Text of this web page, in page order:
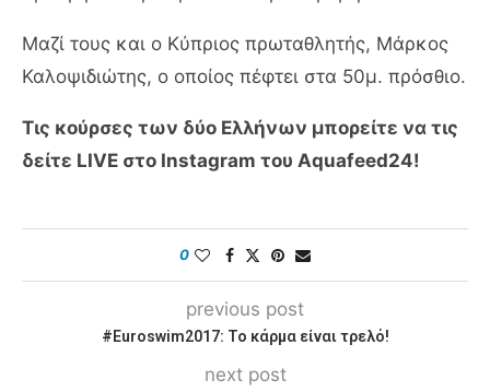
Μαζί τους και ο Κύπριος πρωταθλητής, Μάρκος
Καλοψιδιώτης, ο οποίος πέφτει στα 50μ. πρόσθιο.
Τις κούρσες των δύο Ελλήνων μπορείτε να τις
δείτε LIVE στο Instagram του Aquafeed24!
0
previous post
#Euroswim2017: Το κάρμα είναι τρελό!
next post